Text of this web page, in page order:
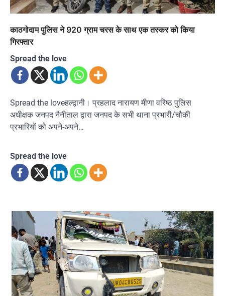
काठगोदाम पुलिस ने 920 ग्राम चरस के साथ एक तस्कर को किया
गिरफ्तार
Spread the love
Spread the loveहल्द्वानी। प्रहलाद नारायण मीणा वरिष्ठ पुलिस
अधीक्षक जनपद नैनीताल द्वारा जनपद के सभी थाना प्रभारी/चौकी
प्रभारियों को अपने-अपने…
Spread the love